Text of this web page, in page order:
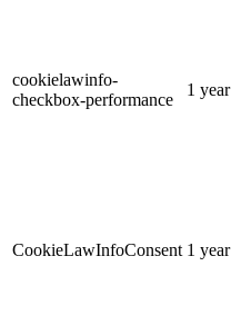
cookielawinfo-
checkbox-performance
1 year
CookieLawInfoConsent 1 year